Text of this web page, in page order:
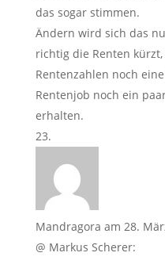
das sogar stimmen.
Ändern wird sich das
richtig die Renten
Rentenzahlen noch
Rentenjob noch ein
erhalten.
Mandragora am 28.
@ Markus Scherer: